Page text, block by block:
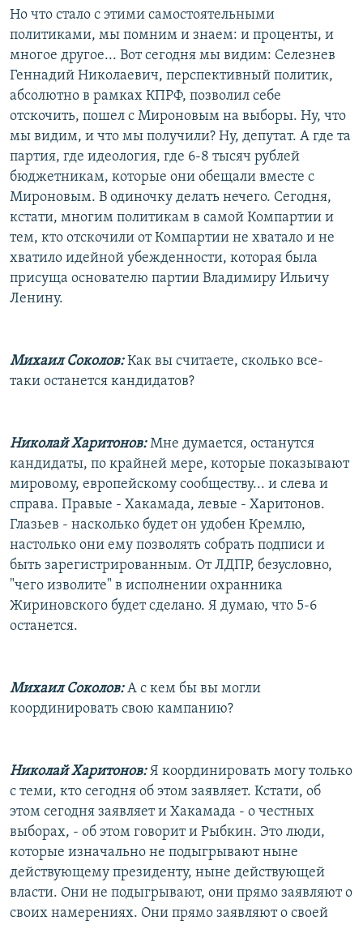
Но что стало с этими самостоятельными
политиками, мы помним и знаем: и проценты, и
многое другое... Вот сегодня мы видим: Селезнев
Геннадий Николаевич, перспективный политик,
абсолютно в рамках КПРФ, позволил себе
отскочить, пошел с Мироновым на выборы. Ну, что
мы видим, и что мы получили? Ну, депутат. А где та
партия, где идеология, где 6-8 тысяч рублей
бюджетникам, которые они обещали вместе с
Мироновым. В одиночку делать нечего. Сегодня,
кстати, многим политикам в самой Компартии и
тем, кто отскочили от Компартии не хватало и не
хватило идейной убежденности, которая была
присуща основателю партии Владимиру Ильичу
Ленину.
Михаил Соколов:Как вы считаете, сколько все-
таки останется кандидатов?
Николай Харитонов:Мне думается, останутся
кандидаты, по крайней мере, которые показывают
мировому, европейскому сообществу... и слева и
справа. Правые - Хакамада, левые - Харитонов.
Глазьев - насколько будет он удобен Кремлю,
настолько они ему позволять собрать подписи и
быть зарегистрированным. От ЛДПР, безусловно,
"чего изволите" в исполнении охранника
Жириновского будет сделано. Я думаю, что 5-6
останется.
Михаил Соколов:А с кем бы вы могли
координировать свою кампанию?
Николай Харитонов:Я координировать могу только
с теми, кто сегодня об этом заявляет. Кстати, об
этом сегодня заявляет и Хакамада - о честных
выборах, - об этом говорит и Рыбкин. Это люди,
которые изначально не подыгрывают ныне
действующему президенту, ныне действующей
власти. Они не подыгрывают, они прямо заявляют о
своих намерениях. Они прямо заявляют о своей